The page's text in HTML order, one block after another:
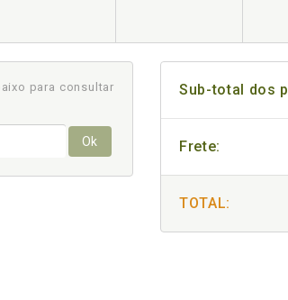
para consultar
Ok
Sub-total dos
Frete:
TOTAL: